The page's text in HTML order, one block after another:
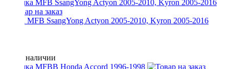
Рамка MFB SsangYong Actyon 2005-2010, Kyron 2005-2016
Нет в наличии